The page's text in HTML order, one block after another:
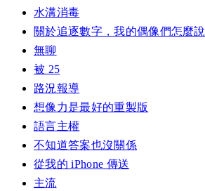
水溝消毒
關於追逐數字，我的偶像們怎麼說
無聊
被 25
路況報導
想像力是最好的重製版
語言主權
不知道答案也沒關係
從我的 iPhone 傳送
主流